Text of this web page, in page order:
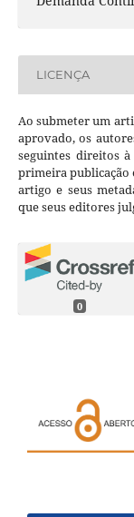
LICENÇA
Ao submeter um
aprovado, os
seguintes direitos
primeira publicação
artigo e seus
que seus editores
0